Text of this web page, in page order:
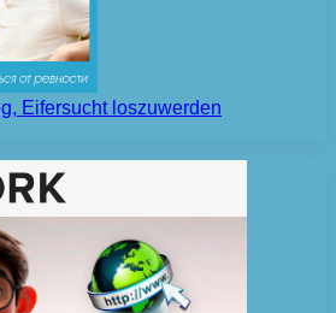
Eifersucht loszuwerden